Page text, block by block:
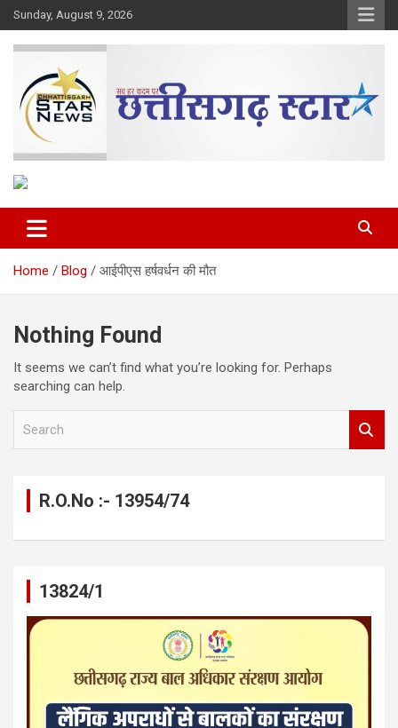
Skip
to
content
Sunday, August 9, 2026
Chhattisgarh Star
Home Blog आईपीएस हर्षवर्धन की मौत
Nothing Found
It seems we can’t find what you’re looking for. Perhaps
searching can help.
R.O.No :- 13954/74
13824/1